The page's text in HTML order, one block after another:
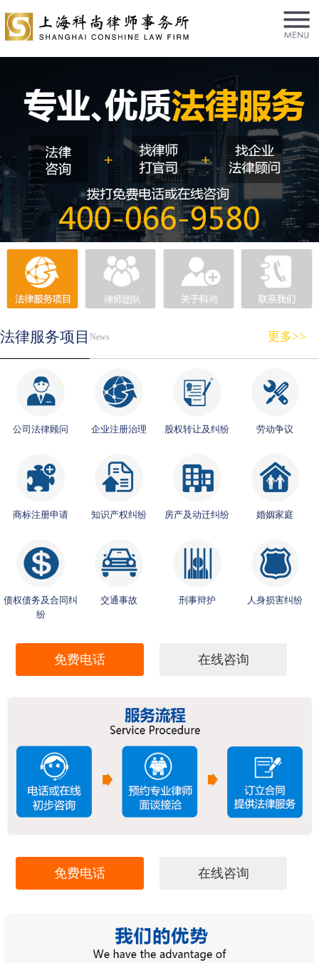
法律服务项目 News 更多>>
公司法律顾问 企业注册治理 股权转让及纠纷 劳动争议
商标注册申请 知识产权纠纷 房产及动迁纠纷 婚姻家庭
债权债务及合同纠
纷
交通事故 刑事辩护 人身损害纠纷
免费电话 在线咨询
免费电话 在线咨询